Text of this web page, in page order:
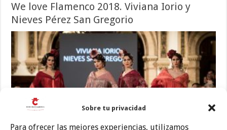
Sobre tu privacidad
Para ofrecer las mejores experiencias, utilizamos
We love Flamenco 2018. Viviana Iorio y
Nieves Pérez San Gregorio